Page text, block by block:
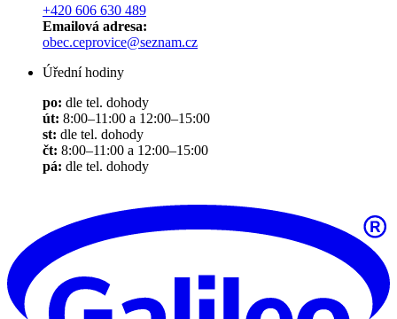
+420 606 630 489
Emailová adresa:
obec.ceprovice@seznam.cz
Úřední hodiny
po: dle tel. dohody
út: 8:00–11:00 a 12:00–15:00
st: dle tel. dohody
čt: 8:00–11:00 a 12:00–15:00
pá: dle tel. dohody